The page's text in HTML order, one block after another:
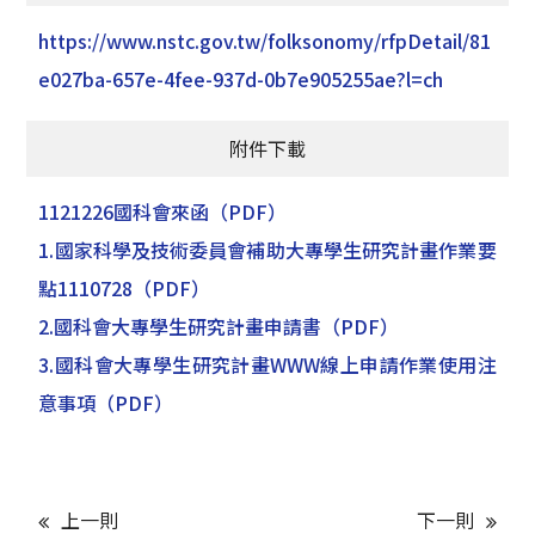
https://www.nstc.gov.tw/folksonomy/rfpDetail/81
e027ba-657e-4fee-937d-0b7e905255ae?l=ch
附件下載
1121226國科會來函 （PDF）
1.國家科學及技術委員會補助大專學生研究計畫作業要
點1110728 （PDF）
2.國科會大專學生研究計畫申請書 （PDF）
3.國科會大專學生研究計畫WWW線上申請作業使用注
意事項 （PDF）
上一則 下一則